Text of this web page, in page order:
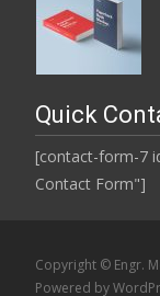
Quick
[contact-form-7
Contact Form"]
Copyright © Engr.
Powered by